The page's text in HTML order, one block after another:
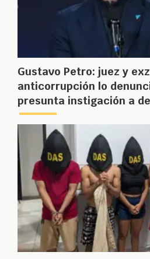
Gustavo Petro: juez y
anticorrupción lo
presunta instigación a